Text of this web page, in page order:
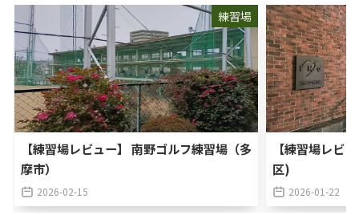
練習場
【練習場レビュー】 南野ゴルフ練習場（多
摩市）
2026-02-15
【練習場レビ
区)
2026-01-22